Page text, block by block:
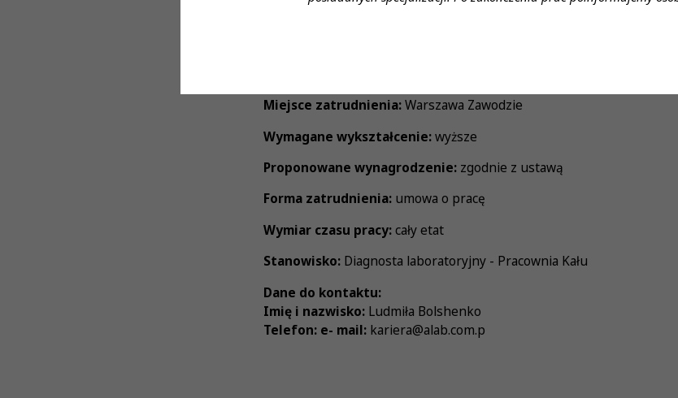
Miejsce zatrudnienia:Warszawa Zawodzie
Wymagane wykształcenie:wyższe
Proponowane wynagrodzenie: zgodnie z ustawą
Forma zatrudnienia:umowa o pracę
Wymiar czasu pracy:cały etat
Stanowisko:Diagnosta laboratoryjny - Pracownia Kału
Dane do kontaktu:
Imię i nazwisko:Ludmiła Bolshenko
Telefon: e- mail:kariera@alab.com.p